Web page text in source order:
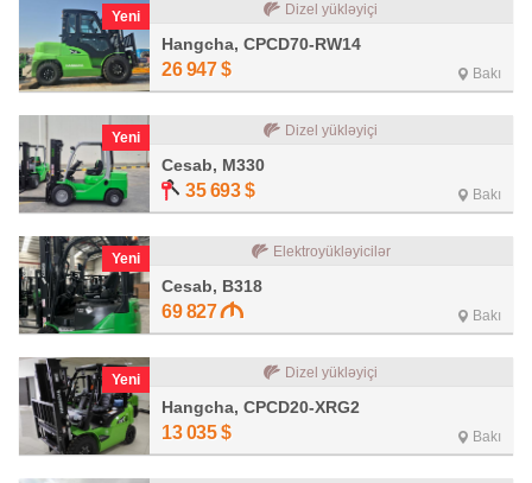
Yeni Dizel yükləyiçi
Hangcha, CPCD70-RW14
26 947 $ Bakı
Yeni Dizel yükləyiçi
Cesab, M330
35 693 $ Bakı
Yeni Elektroyükləyicilər
Cesab, B318
69 827 Bakı
Yeni Dizel yükləyiçi
Hangcha, CPCD20-XRG2
13 035 $ Bakı